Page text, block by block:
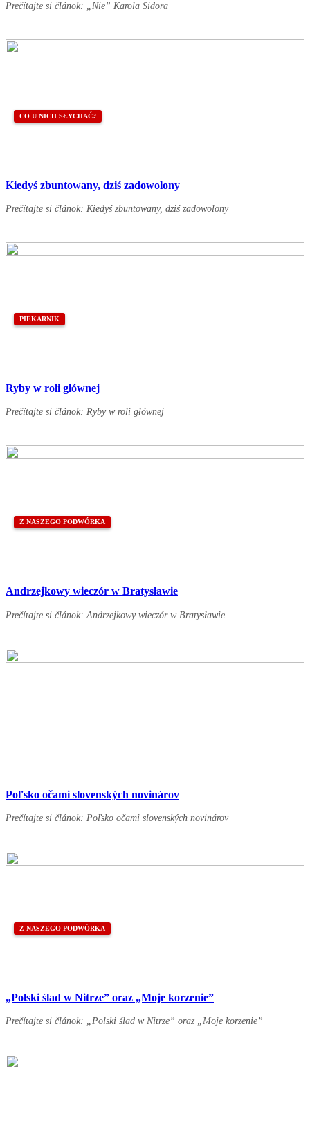
Prečítajte si článok: „Nie” Karola Sidora
CO U NICH SŁYCHAĆ?
Kiedyś zbuntowany, dziś zadowolony
Prečítajte si článok: Kiedyś zbuntowany, dziś zadowolony
PIEKARNIK
Ryby w roli głównej
Prečítajte si článok: Ryby w roli głównej
Z NASZEGO PODWÓRKA
Andrzejkowy wieczór w Bratysławie
Prečítajte si článok: Andrzejkowy wieczór w Bratysławie
Poľsko očami slovenských novinárov
Prečítajte si článok: Poľsko očami slovenských novinárov
Z NASZEGO PODWÓRKA
„Polski ślad w Nitrze” oraz „Moje korzenie”
Prečítajte si článok: „Polski ślad w Nitrze” oraz „Moje korzenie”